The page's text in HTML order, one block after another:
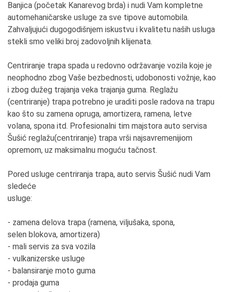
Banjica (početak Kanarevog brda) i nudi Vam kompletne
automehaničarske usluge za sve tipove automobila.
Zahvaljujući dugogodišnjem iskustvu i kvalitetu naših usluga
stekli smo veliki broj zadovoljnih klijenata.
Centriranje trapa spada u redovno održavanje vozila koje je
neophodno zbog Vaše bezbednosti, udobonosti vožnje, kao
i zbog dužeg trajanja veka trajanja guma. Reglažu
(centriranje) trapa potrebno je uraditi posle radova na trapu
kao što su zamena opruga, amortizera, ramena, letve
volana, spona itd. Profesionalni tim majstora auto servisa
Šušić reglažu(centriranje) trapa vrši najsavremenijiom
opremom, uz maksimalnu moguću tačnost.
Pored usluge centriranja trapa, auto servis Šušić nudi Vam
sledeće
usluge:
- zamena delova trapa (ramena, viljušaka, spona,
selen blokova, amortizera)
- mali servis za sva vozila
- vulkanizerske usluge
- balansiranje moto guma
- prodaja guma